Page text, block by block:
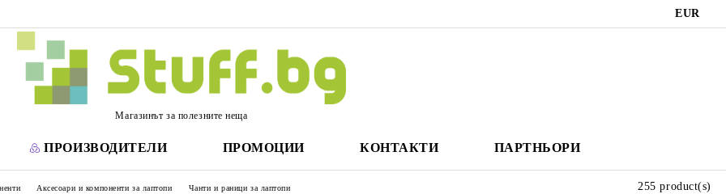
EUR
Магазинът за полезните неща
ПРОИЗВОДИТЕЛИ ПРОМОЦИИ КОНТАКТИ ПАРТНЬОРИ
Аксесоари и компоненти за лаптопи Чанти и раници за лаптопи 255 product(s)